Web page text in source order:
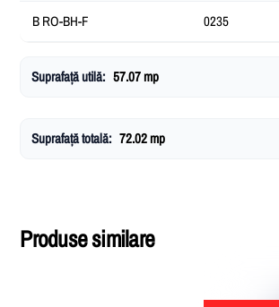
B RO-BH-F 0235
Suprafață utilă: 57.07 mp
Suprafață totală: 72.02 mp
Produse similare